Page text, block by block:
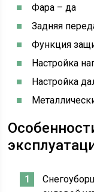
Фара – да
Задняя
Функция
Настройка
Настройка